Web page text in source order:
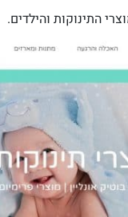
התינוקות והילדים.